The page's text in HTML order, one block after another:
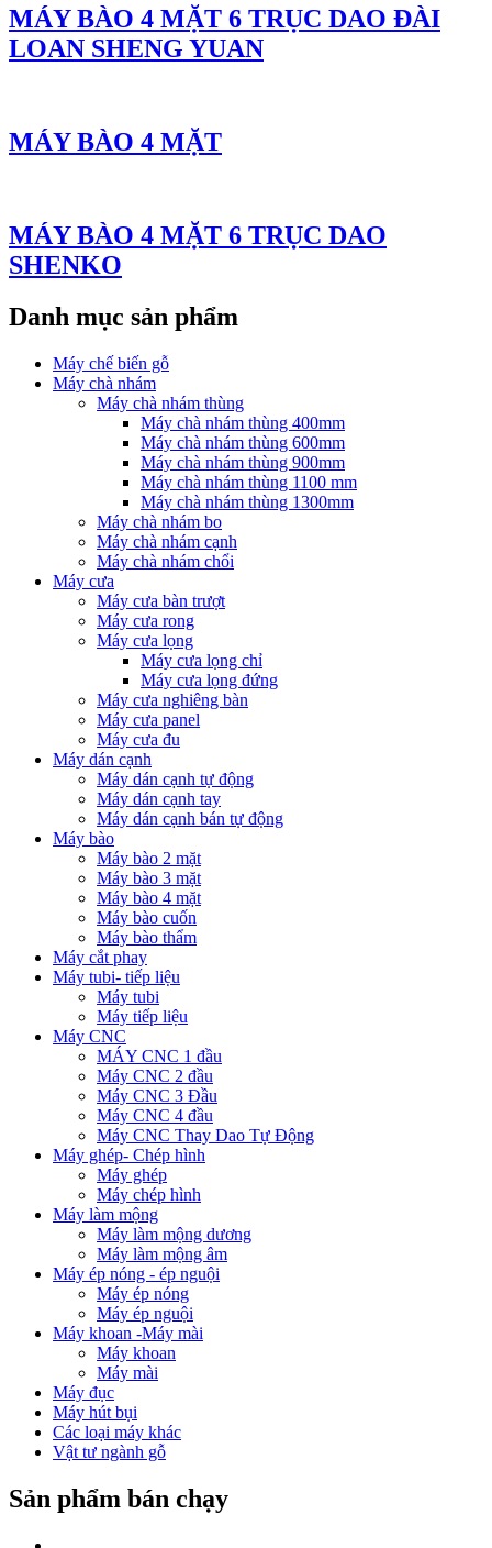
MÁY BÀO 4 MẶT 6 TRỤC DAO ĐÀI
LOAN SHENG YUAN
MÁY BÀO 4 MẶT
MÁY BÀO 4 MẶT 6 TRỤC DAO
SHENKO
Danh mục sản phẩm
Máy chế biến gỗ
Máy chà nhám
Máy chà nhám thùng
Máy chà nhám thùng 400mm
Máy chà nhám thùng 600mm
Máy chà nhám thùng 900mm
Máy chà nhám thùng 1100 mm
Máy chà nhám thùng 1300mm
Máy chà nhám bo
Máy chà nhám cạnh
Máy chà nhám chổi
Máy cưa
Máy cưa bàn trượt
Máy cưa rong
Máy cưa lọng
Máy cưa lọng chỉ
Máy cưa lọng đứng
Máy cưa nghiêng bàn
Máy cưa panel
Máy cưa đu
Máy dán cạnh
Máy dán cạnh tự động
Máy dán cạnh tay
Máy dán cạnh bán tự động
Máy bào
Máy bào 2 mặt
Máy bào 3 mặt
Máy bào 4 mặt
Máy bào cuốn
Máy bào thẩm
Máy cắt phay
Máy tubi- tiếp liệu
Máy tubi
Máy tiếp liệu
Máy CNC
MÁY CNC 1 đầu
Máy CNC 2 đầu
Máy CNC 3 Đầu
Máy CNC 4 đầu
Máy CNC Thay Dao Tự Động
Máy ghép- Chép hình
Máy ghép
Máy chép hình
Máy làm mộng
Máy làm mộng dương
Máy làm mộng âm
Máy ép nóng - ép nguội
Máy ép nóng
Máy ép nguội
Máy khoan -Máy mài
Máy khoan
Máy mài
Máy đục
Máy hút bụi
Các loại máy khác
Vật tư ngành gỗ
Sản phẩm bán chạy